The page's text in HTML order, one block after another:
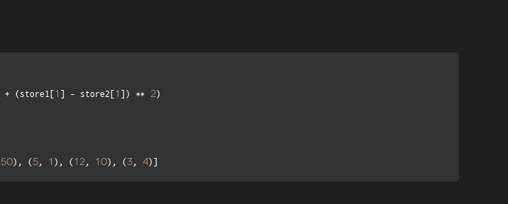
+ (store1[1 ] - store2[1 ]) ** 2)
50), (5, 1 ), (12 , 10), (3, 4